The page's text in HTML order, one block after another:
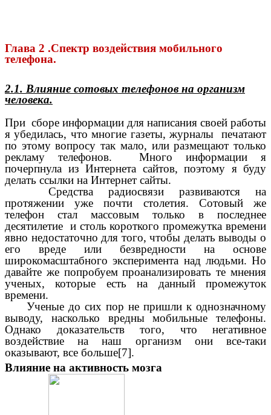
Глава 2 .Спектр воздействия мобильного
телефона.
2.1. Влияние сотовых телефонов на организм
человека.
При сборе информации для написания своей работы
я убедилась, что многие газеты, журналы печатают
по этому вопросу так мало, или размещают только
рекламу телефонов. Много информации я
почерпнула из Интернета сайтов, поэтому я буду
делать ссылки на Интернет сайты.
Средства радиосвязи развиваются на
протяжении уже почти столетия. Сотовый же
телефон стал массовым только в последнее
десятилетие и столь короткого промежутка времени
явно недостаточно для того, чтобы делать выводы о
его вреде или безвредности на основе
широкомасштабного эксперимента над людьми. Но
давайте же попробуем проанализировать те мнения
ученых, которые есть на данный промежуток
времени.
Ученые до сих пор не пришли к однозначному
выводу, насколько вредны мобильные телефоны.
Однако доказательств того, что негативное
воздействие на наш организм они все-таки
оказывают, все больше[7].
Влияние на активность мозга